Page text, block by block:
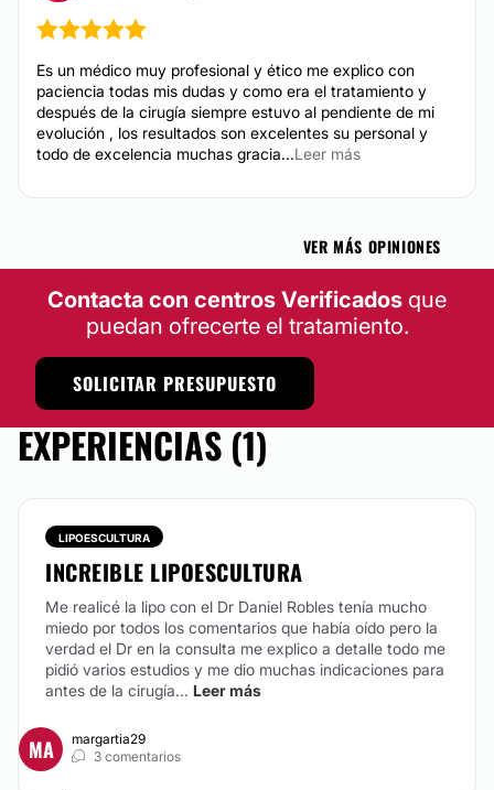
Es un médico muy profesional y ético me explico con
paciencia todas mis dudas y como era el tratamiento y
después de la cirugía siempre estuvo al pendiente de mi
evolución , los resultados son excelentes su personal y
todo de excelencia muchas gracia...Leer más
VER MÁS OPINIONES
Contacta con centros Verificados que
puedan ofrecerte el tratamiento.
SOLICITAR PRESUPUESTO
EXPERIENCIAS (1)
LIPOESCULTURA
INCREIBLE LIPOESCULTURA
Me realicé la lipo con el Dr Daniel Robles tenía mucho
miedo por todos los comentarios que había oído pero la
verdad el Dr en la consulta me explico a detalle todo me
pidió varios estudios y me dio muchas indicaciones para
antes de la cirugía... Leer más
MA
margartia29
3 comentarios